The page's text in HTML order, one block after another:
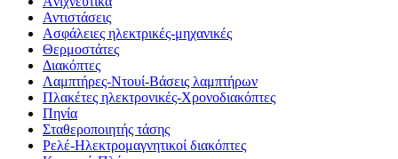
Αντιστάσεις
Ασφάλειες ηλεκτρικές-μηχανικές
Θερμοστάτες
Διακόπτες
Λαμπτήρες-Ντουί-Βάσεις λαμπτήρων
Πλακέτες ηλεκτρονικές-Χρονοδιακόπτες
Πηνία
Σταθεροποιητής τάσης
Ρελέ-Ηλεκτρομαγνητικοί διακόπτες